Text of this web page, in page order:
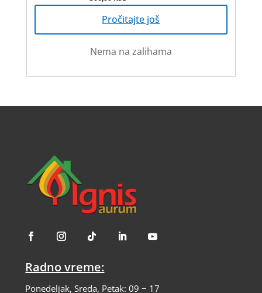
страници
Pročitajte još
Nema na zalihama
Radno vreme:
Ponedeljak, Sreda, Petak: 09 − 17